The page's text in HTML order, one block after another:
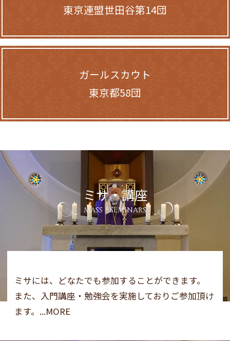
東京連盟世田谷第14団
ガールスカウト
東京都58団
ミサ・講座
MASS / SEMINARS
ミサには、どなたでも参加することができます。
また、入門講座・勉強会を実施しておりご参加頂け
ます。...MORE